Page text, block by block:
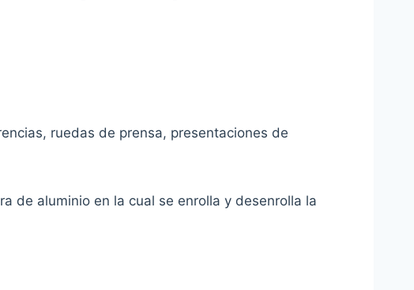
ruedas de prensa, presentaciones de
de aluminio en la cual se enrolla y desenrolla la